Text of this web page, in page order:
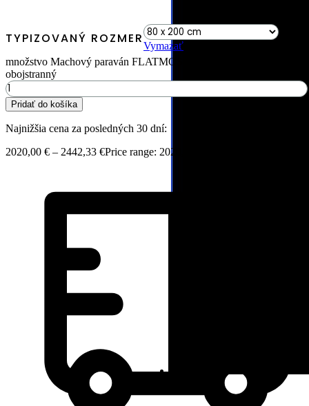
TYPIZOVANÝ ROZMERVymazať
množstvo Machový paraván FLATMOSS & BOLMOSS LIGHT -
obojstranný
Pridať do košíka
Najnižšia cena za posledných 30 dní:
2020,00 € – 2442,33 €Price range: 2020,00 € through 2442,33 €